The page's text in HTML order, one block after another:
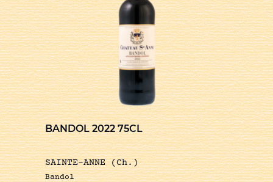
BANDOL 2022 75CL
SAINTE-ANNE (Ch.)
Bandol